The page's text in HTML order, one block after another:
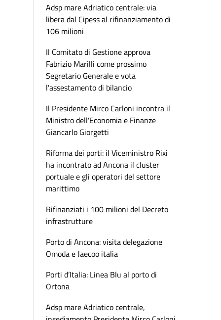
Adsp mare Adriatico centrale: via
libera dal Cipess al rifinanziamento di
106 milioni
Il Comitato di Gestione approva
Fabrizio Marilli come prossimo
Segretario Generale e vota
l'assestamento di bilancio
Il Presidente Mirco Carloni incontra il
Ministro dell'Economia e Finanze
Giancarlo Giorgetti
Riforma dei porti: il Viceministro Rixi
ha incontrato ad Ancona il cluster
portuale e gli operatori del settore
marittimo
Rifinanziati i 100 milioni del Decreto
infrastrutture
Porto di Ancona: visita delegazione
Omoda e Jaecoo italia
Porti d’Italia: Linea Blu al porto di
Ortona
Adsp mare Adriatico centrale,